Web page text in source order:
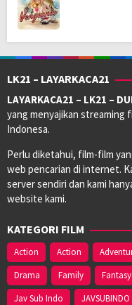
LK21 – LAYARKACA21
LAYARKACA21 – LK21 –
yang menyajikan streaming
Indonesa.
Perlu diketahui, film-film
web pencarian di internet.
server sendiri dan kami
website kami.
KATEGORI FILM
Action Action
Drama
Family Fantasy
Jav Sub Indo
JAVSUBINDO